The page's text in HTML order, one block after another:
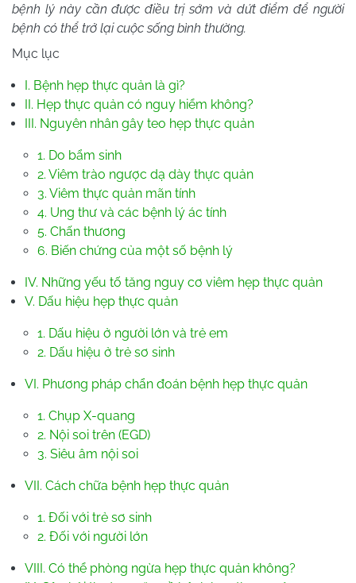
bệnh lý này cần được điều trị sớm và dứt điểm để người
bệnh có thể trở lại cuộc sống bình thường.
Mục lục
I. Bệnh hẹp thực quản là gì?
II. Hẹp thực quản có nguy hiểm không?
III. Nguyên nhân gây teo hẹp thực quản
1. Do bẩm sinh
2. Viêm trào ngược dạ dày thực quản
3. Viêm thực quản mãn tính
4. Ung thư và các bệnh lý ác tính
5. Chấn thương
6. Biến chứng của một số bệnh lý
IV. Những yếu tố tăng nguy cơ viêm hẹp thực quản
V. Dấu hiệu hẹp thực quản
1. Dấu hiệu ở người lớn và trẻ em
2. Dấu hiệu ở trẻ sơ sinh
VI. Phương pháp chẩn đoán bệnh hẹp thực quản
1. Chụp X-quang
2. Nội soi trên (EGD)
3. Siêu âm nội soi
VII. Cách chữa bệnh hẹp thực quản
1. Đối với trẻ sơ sinh
2. Đối với người lớn
VIII. Có thể phòng ngừa hẹp thực quản không?